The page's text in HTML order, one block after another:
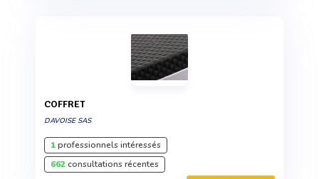
COFFRET
DAVOISE SAS
1professionnels intéressés
662consultations récentes